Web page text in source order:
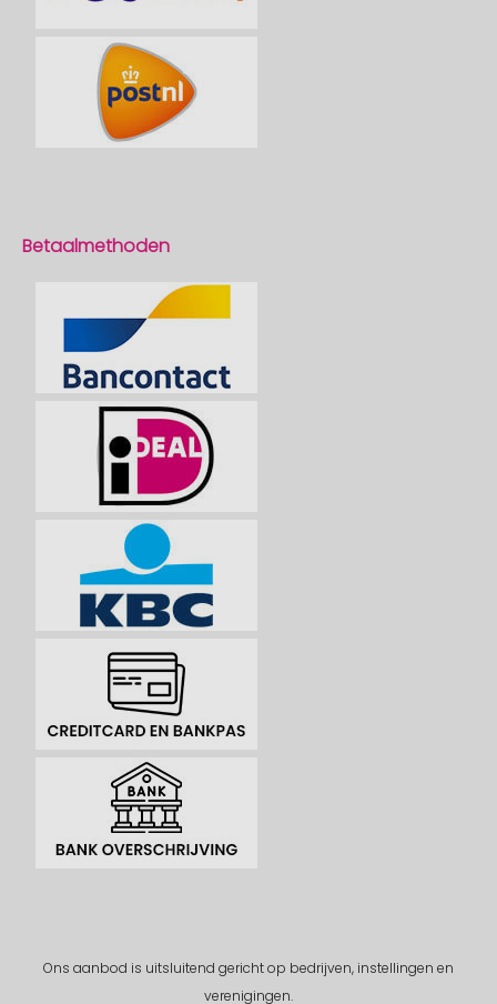
Betaalmethoden
Ons aanbod is uitsluitend gericht op bedrijven, instellingen en
verenigingen.